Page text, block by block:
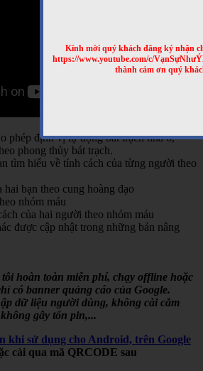
Kính mời quý khách đăng ký nhận
https://www.youtube.com/c/
thành cảm ơn quý
phép định vị tự động bát trạch nhà ở,
phong thủy bát trạch.
tìm hiểu về tính cách của từng người theo
bạn theo cung hoàng đạo
nhóm máu
của hai người theo nhóm máu
được cập nhật trong những bản nâng
hoàn toàn miễn phí, chạy offline hoặc
có banner quảng cáo của Google.
dữ liệu người dùng, không cài cắm
gây tốn pin,...
khi sử dụng cho Android, trên Google
cài qua mã QRCODE sau